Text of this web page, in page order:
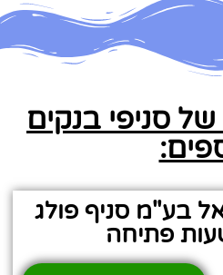
סניפי בנקים
בע"מ סניף פולג
פתיחה